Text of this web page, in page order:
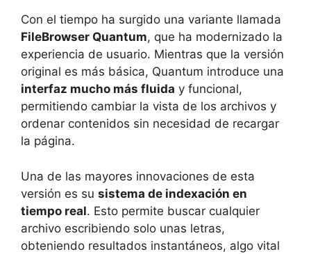
Con el tiempo ha surgido una variante llamada
FileBrowser Quantum, que ha modernizado la
experiencia de usuario. Mientras que la versión
original es más básica, Quantum introduce una
interfaz mucho más fluida y funcional,
permitiendo cambiar la vista de los archivos y
ordenar contenidos sin necesidad de recargar
la página.
Una de las mayores innovaciones de esta
versión es su sistema de indexación en
tiempo real. Esto permite buscar cualquier
archivo escribiendo solo unas letras,
obteniendo resultados instantáneos, algo vital